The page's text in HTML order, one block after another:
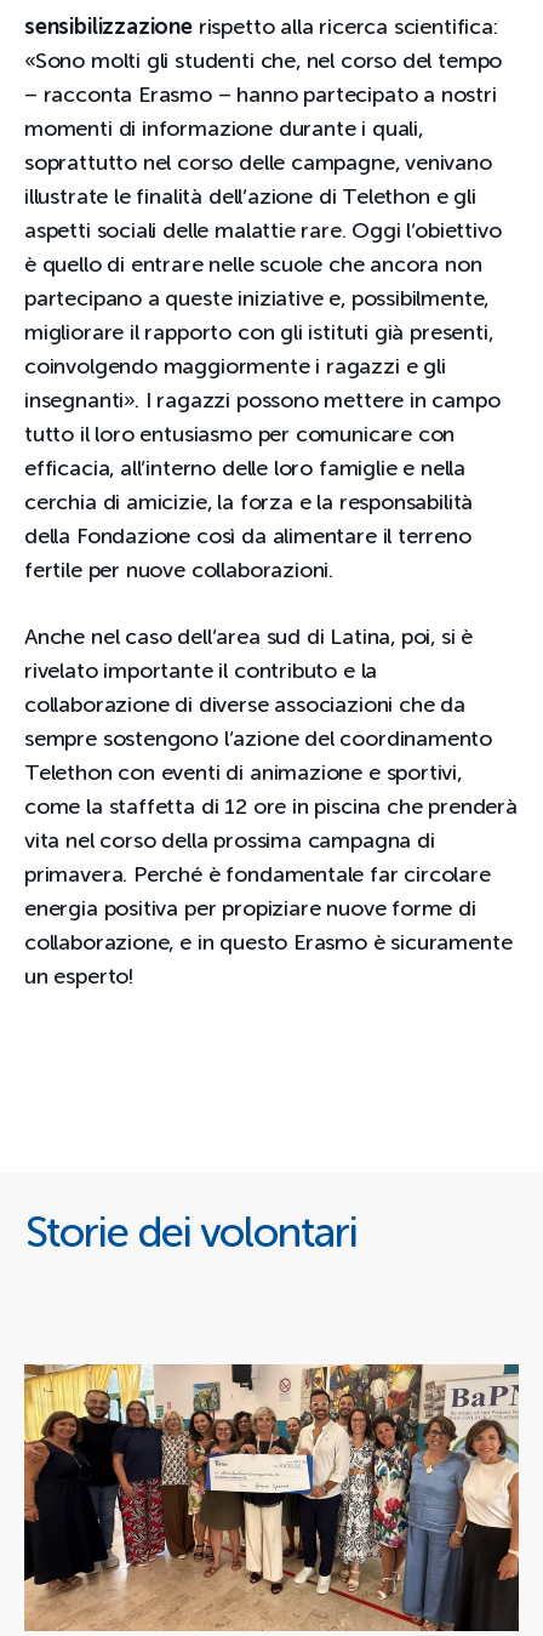
sensibilizzazionerispetto alla ricerca scientifica:
«Sono molti gli studenti che, nel corso del tempo
– racconta Erasmo – hanno partecipato a nostri
momenti di informazione durante i quali,
soprattutto nel corso delle campagne, venivano
illustrate le finalità dell’azione di Telethon e gli
aspetti sociali delle malattie rare. Oggi l’obiettivo
è quello di entrare nelle scuole che ancora non
partecipano a queste iniziative e, possibilmente,
migliorare il rapporto con gli istituti già presenti,
coinvolgendo maggiormente i ragazzi e gli
insegnanti». I ragazzi possono mettere in campo
tutto il loro entusiasmo per comunicare con
efficacia, all’interno delle loro famiglie e nella
cerchia di amicizie, la forza e la responsabilità
della Fondazione così da alimentare il terreno
fertile per nuove collaborazioni.
Anche nel caso dell’area sud di Latina, poi, si è
rivelato importante il contributo e la
collaborazione di diverse associazioni che da
sempre sostengono l’azione del coordinamento
Telethon con eventi di animazione e sportivi,
come la staffetta di 12 ore in piscina che prenderà
vita nel corso della prossima campagna di
primavera. Perché è fondamentale far circolare
energia positiva per propiziare nuove forme di
collaborazione, e in questo Erasmo è sicuramente
un esperto!
Storie dei volontari